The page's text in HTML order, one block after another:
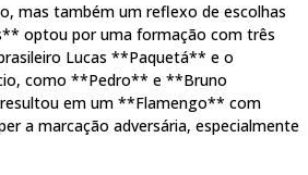
mas também um reflexo de escolhas
optou por uma formação com três
Lucas **Paquetá** e o
como **Pedro** e **Bruno
em um **Flamengo** com
a marcação adversária, especialmente